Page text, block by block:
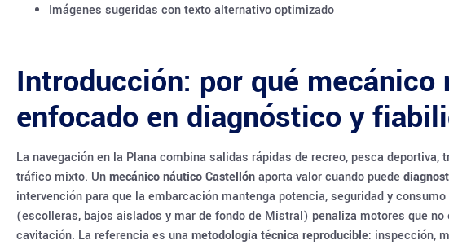
Imágenes sugeridas con texto alternativo optimizado
Introducción: por qué
enfocado en diagnóstico y
La navegación en la Plana combina salidas rápidas de recreo, pesca
tráfico mixto. Unmecánico náutico Castellónaporta valor cuando puede
intervención para que la embarcación mantenga potencia, seguridad y
(escolleras, bajos aislados y mar de fondo de Mistral) penaliza motores que
cavitación. La referencia es una metodología técnica reproducible: inspección,